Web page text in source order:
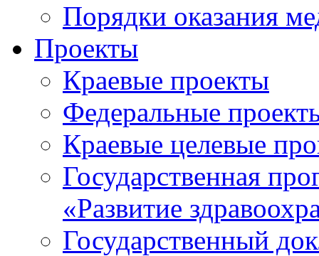
Порядки оказания
Проекты
Краевые проекты
Федеральные
Краевые целевые
Государственная
«Развитие
Государственный